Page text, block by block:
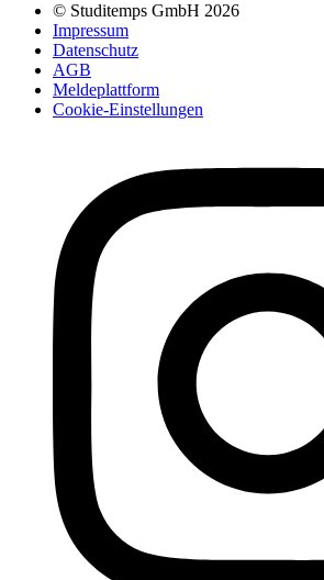
© Studitemps GmbH 2026
Impressum
Datenschutz
AGB
Meldeplattform
Cookie-Einstellungen